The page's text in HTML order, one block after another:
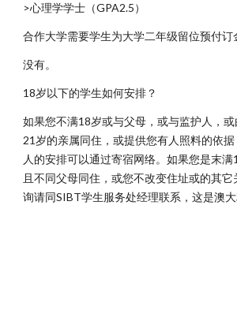
>心理学学士（GPA2.5）
合作大学需要学生为大学二年级留位预付订
没有。
18岁以下的学生如何安排？
如果您不满18岁或与父母，或与监护人，
21岁的亲属同住，或提供您有人照料的依
人的安排可以通过寄宿网络。如果您是末
且不同父母同住，或您不改变住址或的其
询请同SIBT学生服务处经理联系，这是澳大